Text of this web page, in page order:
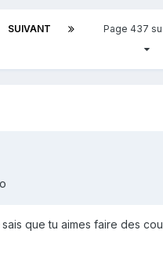
SUIVANT Page 437
que tu aimes faire des